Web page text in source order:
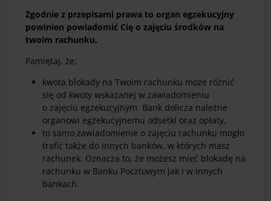
Zgodnie z przepisami prawa to organ egzekucyjny
powinien powiadomić Cię o zajęciu środków na
twoim rachunku.
Pamiętaj, że:
kwota blokady na Twoim rachunku może różnić
się od kwoty wskazanej w zawiadomieniu
o zajęciu egzekucyjnym. Bank dolicza należne
organowi egzekucyjnemu odsetki oraz opłaty,
to samo zawiadomienie o zajęciu rachunku mogło
trafić także do innych banków, w których masz
rachunek. Oznacza to, że możesz mieć blokadę na
rachunku w Banku Pocztowym jak i w innych
bankach.